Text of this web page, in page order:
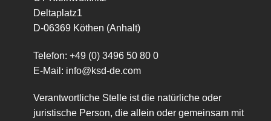
Deltaplatz1
D-06369 Köthen (Anhalt)
Telefon: +49 (0) 3496 50 80 0
E-Mail: info@ksd-de.com
Verantwortliche Stelle ist die natürliche oder
juristische Person, die allein oder gemeinsam mit